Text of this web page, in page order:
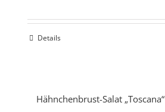
Details
Hähnchenbrust-Salat „Toscana“